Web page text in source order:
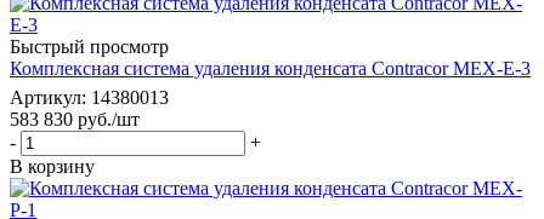
Быстрый просмотр
Комплексная система удаления конденсата Contracor MEX-E-3
Артикул: 14380013
583 830 руб./шт
-
+
В корзину